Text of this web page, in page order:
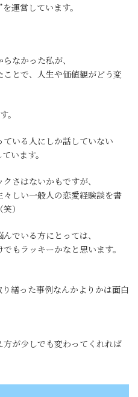
運営しています。
なかった私が、
とで、人生や価値観がどう変
。
いる人にしか話していない
います。
さはないかもですが、
しい一般人の恋愛経験談を書
）
でいる方にとっては、
もラッキーかなと思います。
繕った事例なんかよりかは面白
が少しでも変わってくれれば